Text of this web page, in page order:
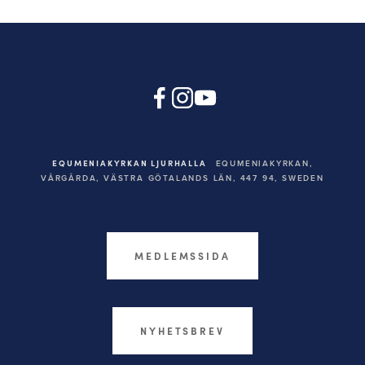
EQUMENIAKYRKAN LJURHALLA
EQUMENIAKYRKAN,
VÅRGÅRDA, VÄSTRA GÖTALANDS LÄN, 447 94, SWEDEN
MEDLEMSSIDA
NYHETSBREV